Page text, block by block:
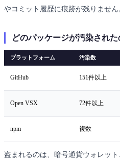
やコミット履歴に痕跡が残りません
どのパッケージが汚染され
プラットフォーム 汚染数
GitHub 151件以上
Open VSX 72件以上
npm 複数
盗まれるのは、暗号通貨ウォレッ